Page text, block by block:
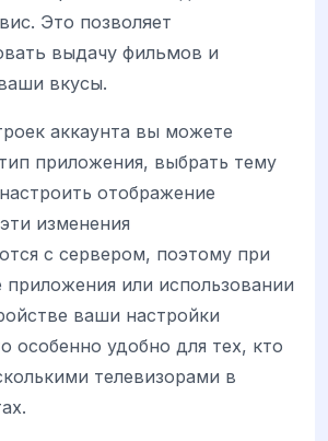
Это позволяет
выдачу фильмов и
вкусы.
аккаунта вы можете
приложения, выбрать тему
отображение
изменения
с сервером, поэтому при
приложения или использовании
ваши настройки
особенно удобно для тех, кто
телевизорами в